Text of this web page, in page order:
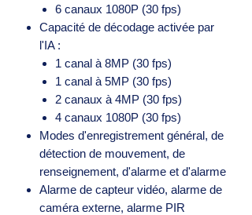
6 canaux 1080P (30 fps)
Capacité de décodage activée par
l'IA :
1 canal à 8MP (30 fps)
1 canal à 5MP (30 fps)
2 canaux à 4MP (30 fps)
4 canaux 1080P (30 fps)
Modes d'enregistrement général, de
détection de mouvement, de
renseignement, d'alarme et d'alarme
Alarme de capteur vidéo, alarme de
caméra externe, alarme PIR